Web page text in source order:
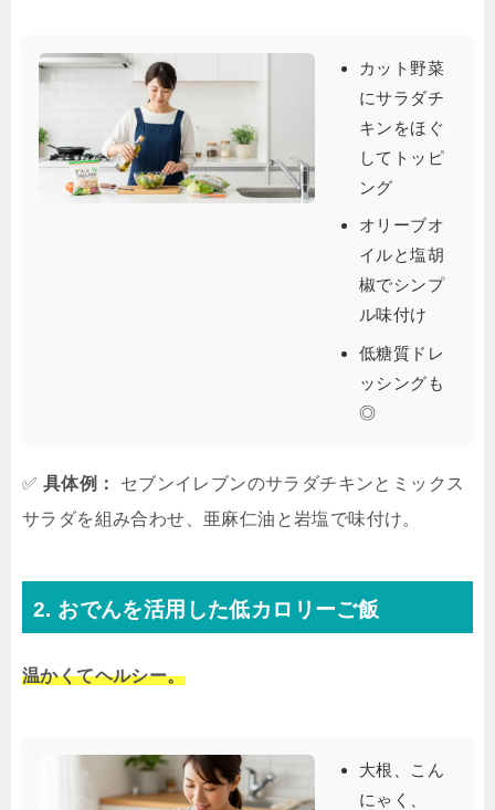
カット野菜
にサラダチ
キンをほぐ
してトッピ
ング
オリーブオ
イルと塩胡
椒でシンプ
ル味付け
低糖質ドレ
ッシングも
◎
✅ 具体例：
セブンイレブンのサラダチキンとミックス
サラダを組み合わせ、亜麻仁油と岩塩で味付け。
2. おでんを活用した低カロリーご飯
温かくてヘルシー。
大根、こん
にゃく、